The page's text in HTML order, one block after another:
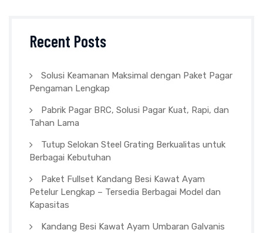
Recent Posts
Solusi Keamanan Maksimal dengan Paket Pagar
Pengaman Lengkap
Pabrik Pagar BRC, Solusi Pagar Kuat, Rapi, dan
Tahan Lama
Tutup Selokan Steel Grating Berkualitas untuk
Berbagai Kebutuhan
Paket Fullset Kandang Besi Kawat Ayam
Petelur Lengkap – Tersedia Berbagai Model dan
Kapasitas
Kandang Besi Kawat Ayam Umbaran Galvanis